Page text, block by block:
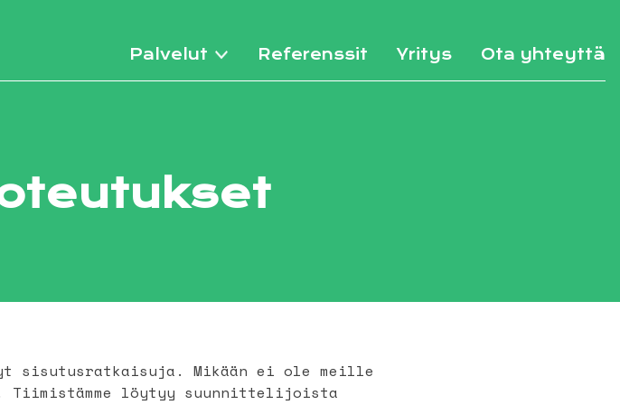
Palvelut Referenssit Yritys Ota yhteyttä
sisutusratkaisuja. Mikään ei ole meille
löytyy suunnittelijoista